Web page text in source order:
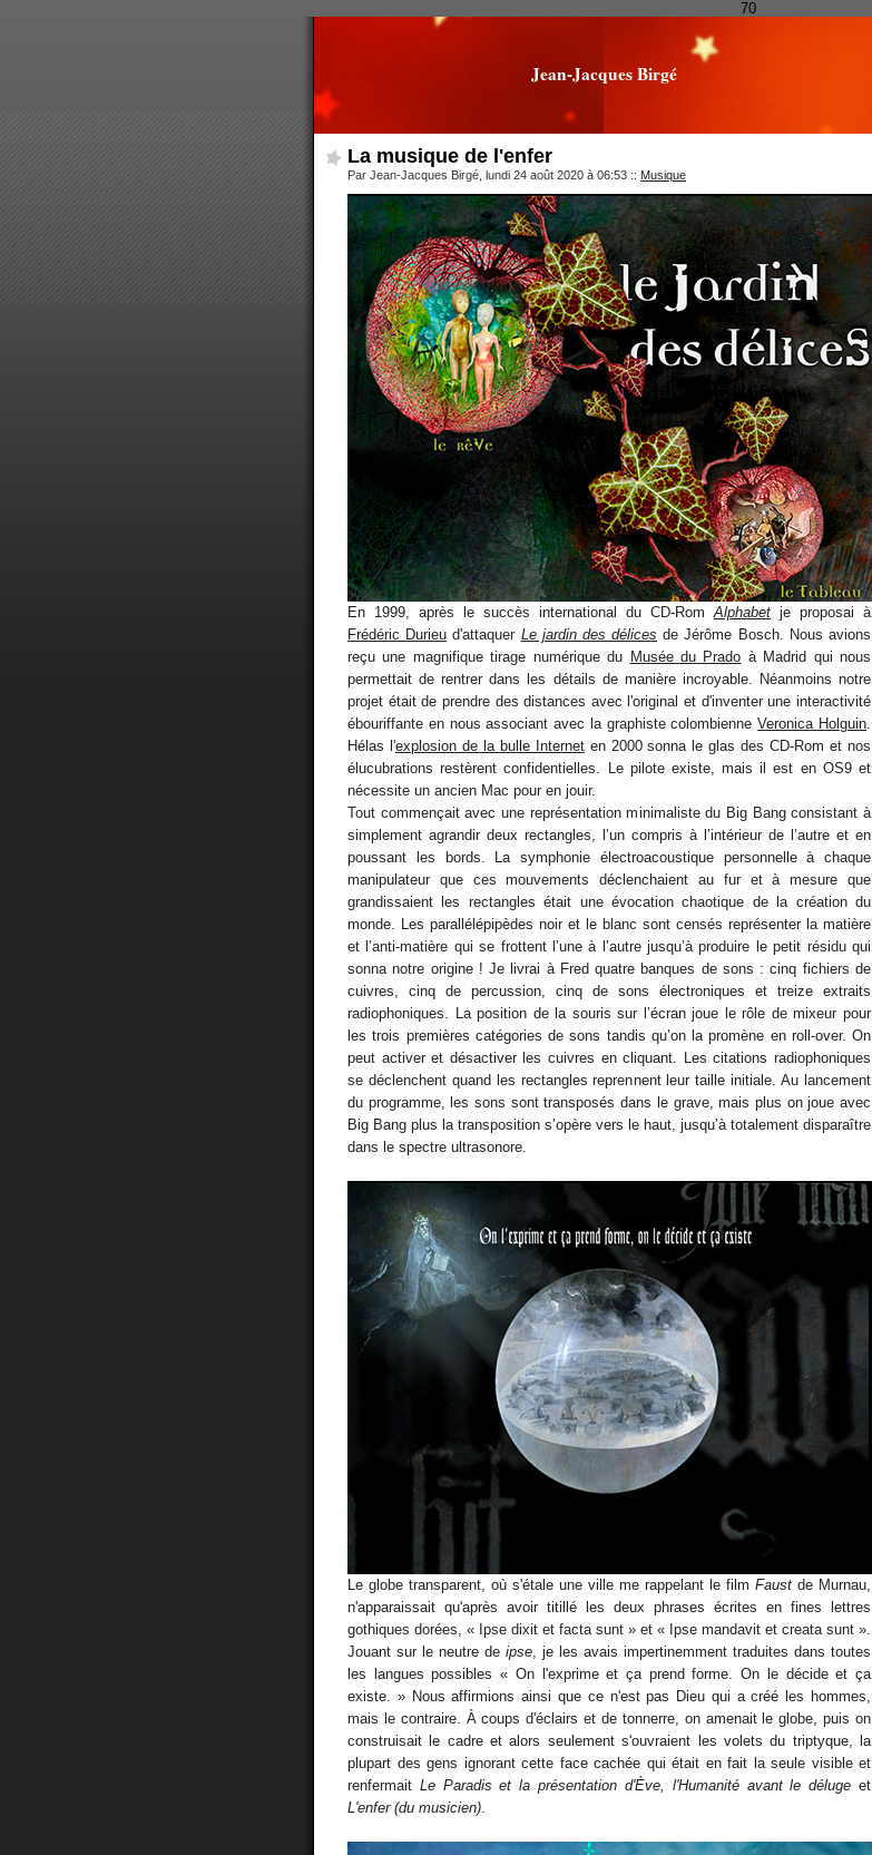
70
Jean-Jacques Birgé
La musique de l'enfer
Par Jean-Jacques Birgé, lundi 24 août 2020 à 06:53 :: Musique
En 1999, après le succès international du CD-Rom Alphabet je proposai à
Frédéric Durieu d'attaquer Le jardin des délices de Jérôme Bosch. Nous avions
reçu une magnifique tirage numérique du Musée du Prado à Madrid qui nous
permettait de rentrer dans les détails de manière incroyable. Néanmoins notre
projet était de prendre des distances avec l'original et d'inventer une interactivité
ébouriffante en nous associant avec la graphiste colombienneVeronica Holguin
Hélas l'explosion de la bulle Interneten 2000 sonna le glas des CD-Rom et nos
élucubrations restèrent confidentielles. Le pilote existe, mais il est en OS9 et
nécessite un ancien Mac pour en jouir.
Tout commençait avec une représentation minimaliste du Big Bang consistant à
simplement agrandir deux rectangles, l’un compris à l’intérieur de l’autre et en
poussant les bords. La symphonie électroacoustique personnelle à chaque
manipulateur que ces mouvements déclenchaient au fur et à mesure que
grandissaient les rectangles était une évocation chaotique de la création du
monde. Les parallélépipèdes noir et le blanc sont censés représenter la matière
et l’anti-matière qui se frottent l’une à l’autre jusqu’à produire le petit résidu qui
sonna notre origine ! Je livrai à Fred quatre banques de sons : cinq fichiers de
cuivres, cinq de percussion, cinq de sons électroniques et treize extraits
radiophoniques. La position de la souris sur l’écran joue le rôle de mixeur pour
les trois premières catégories de sons tandis qu’on la promène en roll-over. On
peut activer et désactiver les cuivres en cliquant. Les citations radiophoniques
se déclenchent quand les rectangles reprennent leur taille initiale. Au lancement
du programme, les sons sont transposés dans le grave, mais plus on joue avec
Big Bang plus la transposition s’opère vers le haut, jusqu’à totalement disparaître
dans le spectre ultrasonore.
Le globe transparent, où s'étale une ville me rappelant le film Faust de Murnau,
n'apparaissait qu'après avoir titillé les deux phrases écrites en fines lettres
gothiques dorées, « Ipse dixit et facta sunt » et « Ipse mandavit et creata sunt ».
Jouant sur le neutre de ipse , je les avais impertinemment traduites dans toutes
les langues possibles « On l'exprime et ça prend forme. On le décide et ça
existe. » Nous affirmions ainsi que ce n'est pas Dieu qui a créé les hommes,
mais le contraire. À coups d'éclairs et de tonnerre, on amenait le globe, puis on
construisait le cadre et alors seulement s'ouvraient les volets du triptyque, la
plupart des gens ignorant cette face cachée qui était en fait la seule visible et
renfermait Le Paradis et la présentation d'Ève, l'Humanité avant le déluge et
L'enfer (du musicien)